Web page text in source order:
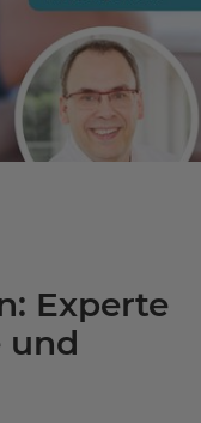
Experte
und